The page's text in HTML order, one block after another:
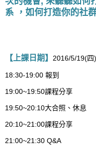
系 ，如何打造你的社
【上課日期】 2016/5/19(
18:30-19:00 報到
19:00~19:50課程分享
19:50~20:10大合照、休息
20:10~21:00課程分享
21:00~21:30 Q&A